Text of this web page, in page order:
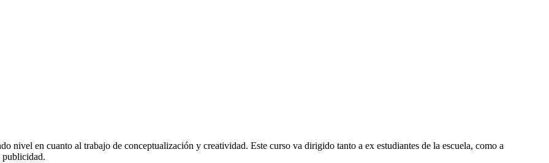
nivel en cuanto al trabajo de conceptualización y creatividad. Este curso va dirigido tanto a ex estudiantes de la escuela, como a
publicidad.